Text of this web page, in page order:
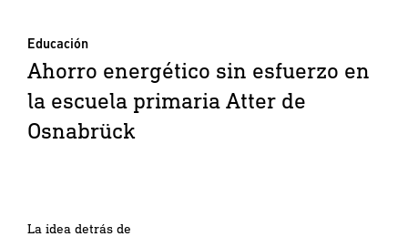
Educación
Ahorro energético sin esfuerzo en
la escuela primaria Atter de
Osnabrück
La idea detrás de